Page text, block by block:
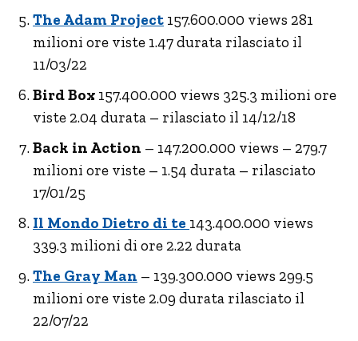
The Adam Project 157.600.000 views 281
milioni ore viste 1.47 durata rilasciato il
11/03/22
Bird Box 157.400.000 views 325.3 milioni ore
viste 2.04 durata – rilasciato il 14/12/18
Back in Action – 147.200.000 views – 279.7
milioni ore viste – 1.54 durata – rilasciato
17/01/25
Il Mondo Dietro di te 143.400.000 views
339.3 milioni di ore 2.22 durata
The Gray Man – 139.300.000 views 299.5
milioni ore viste 2.09 durata rilasciato il
22/07/22